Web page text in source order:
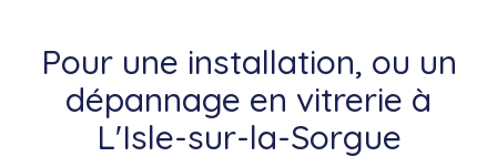
Pour une installation, ou un
dépannage en vitrerie à
L'Isle-sur-la-Sorgue